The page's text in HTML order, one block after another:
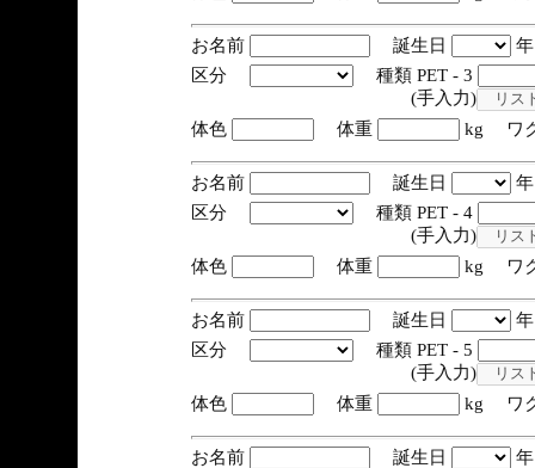
お名前 誕生日
区分
種類 PET - 3
(手入力)
体色
体重 kg ワ
お名前 誕生日
区分
種類 PET - 4
(手入力)
体色
体重 kg ワ
お名前 誕生日
区分
種類 PET - 5
(手入力)
体色
体重 kg ワ
お名前 誕生日